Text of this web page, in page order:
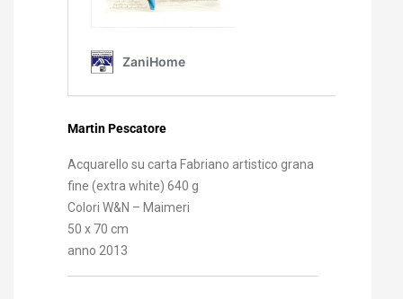
Martin Pescatore
Acquarello su carta Fabriano artistico grana
fine (extra white) 640 g
Colori W&N – Maimeri
50 x 70 cm
anno 2013